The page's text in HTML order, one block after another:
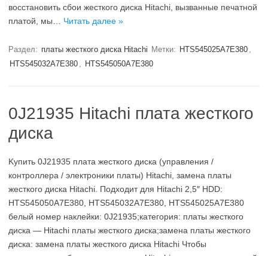
восстановить сбои жесткого диска Hitachi, вызванные печатной
платой, мы… Читать далее »
Раздел: платы жесткого диска Hitachi Метки: HTS545025A7E380 ,
HTS545032A7E380 , HTS545050A7E380
0J21935 Hitachi плата жесткого
диска
Kупить 0J21935 плата жесткого диска (управления /
контроллера / электроники платы) Hitachi, замена платы
жесткого диска Hitachi. Подходит для Hitachi 2,5″ HDD:
HTS545050A7E380, HTS545032A7E380, HTS545025A7E380
белый номер наклейки: 0J21935;категория: платы жесткого
диска — Hitachi платы жесткого диска;замена платы жесткого
диска: замена платы жесткого диска Hitachi Чтобы